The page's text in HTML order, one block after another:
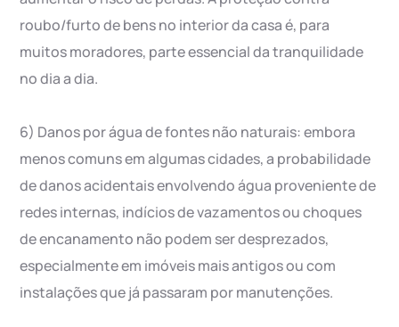
roubo/furto de bens no interior da casa é, para
muitos moradores, parte essencial da tranquilidade
no dia a dia.
6) Danos por água de fontes não naturais: embora
menos comuns em algumas cidades, a probabilidade
de danos acidentais envolvendo água proveniente de
redes internas, indícios de vazamentos ou choques
de encanamento não podem ser desprezados,
especialmente em imóveis mais antigos ou com
instalações que já passaram por manutenções.